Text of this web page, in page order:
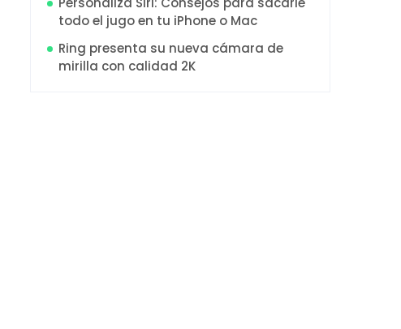
todo el jugo en tu iPhone o Mac
Ring presenta su nueva cámara de
mirilla con calidad 2K